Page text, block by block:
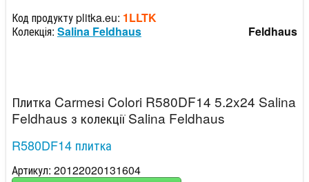
Код продукту plitka.eu: 1LLTK
Колекція: Salina Feldhaus Feldhaus
Плитка Carmesi Colori R580DF14 5.2x24 Salina
Feldhaus з колекції Salina Feldhaus
R580DF14 плитка
Артикул: 20122020131604